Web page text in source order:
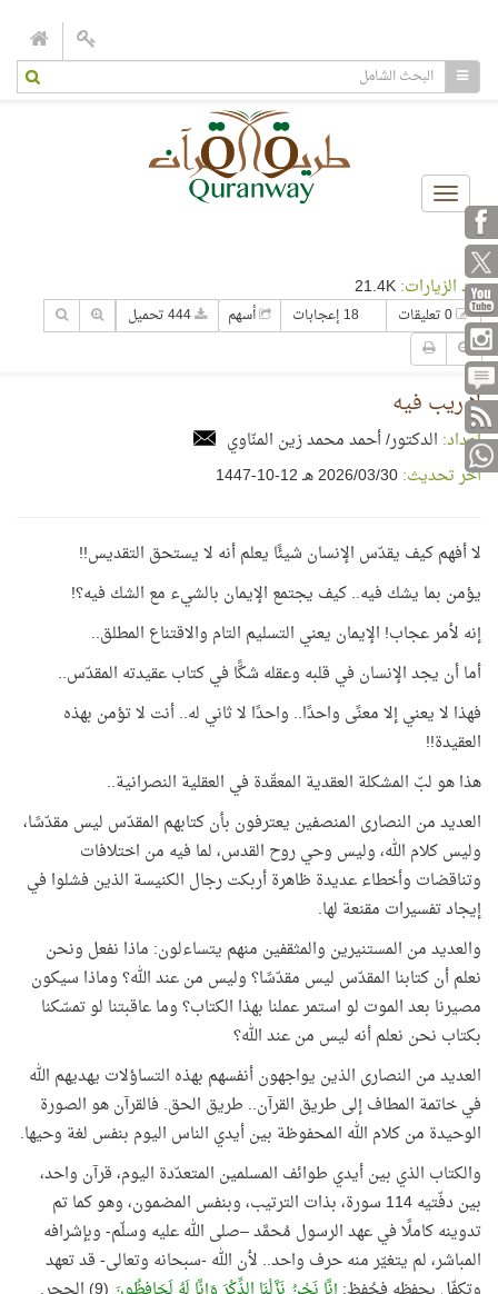
Toggle
navigation
عدد الزيارات:
18 إعجابات أسهم
لا ريب فيه
إعداد: الدكتور/ أحمد محمد زين المنّاوي
آخر تحديث:30‏/03‏/2026 هـ 12-10-1447
لا أفهم كيف يقدّس الإنسان شيئًا يعلم أنه لا يستحق التقديس!!
يؤمن بما يشك فيه.. كيف يجتمع الإيمان بالشيء مع الشك فيه؟!
إنه لأمر عجاب! الإيمان يعني التسليم التام والاقتناع المطلق..
أما أن يجد الإنسان في قلبه وعقله شكًّا في كتاب عقيدته المقدّس..
فهذا لا يعني إلا معنًى واحدًا.. واحدًا لا ثاني له.. أنت لا تؤمن بهذه
العقيدة!!
هذا هو لبّ المشكلة العقدية المعقّدة في العقلية النصرانية..
العديد من النصارى المنصفين يعترفون بأن كتابهم المقدّس ليس مقدّسًا،
وليس كلام الله، وليس وحي روح القدس، لما فيه من اختلافات
وتناقضات وأخطاء عديدة ظاهرة أربكت رجال الكنيسة الذين فشلوا في
إيجاد تفسيرات مقنعة لها.
والعديد من المستنيرين والمثقفين منهم يتساءلون: ماذا نفعل ونحن
نعلم أن كتابنا المقدّس ليس مقدّسًا؟ وليس من عند الله؟ وماذا سيكون
مصيرنا بعد الموت لو استمر عملنا بهذا الكتاب؟ وما عاقبتنا لو تمسّكنا
بكتاب نحن نعلم أنه ليس من عند الله؟
العديد من النصارى الذين يواجهون أنفسهم بهذه التساؤلات يهديهم الله
في خاتمة المطاف إلى طريق القرآن.. طريق الحق. فالقرآن هو الصورة
الوحيدة من كلام الله المحفوظة بين أيدي الناس اليوم بنفس لغة وحيها.
والكتاب الذي بين أيدي طوائف المسلمين المتعدّدة اليوم، قرآن واحد،
بين دفّتيه 114 سورة، بذات الترتيب، وبنفس المضمون، وهو كما تم
تدوينه كاملًا في عهد الرسول مُحمَّد –صلى الله عليه وسلّم- وبإشرافه
المباشر، لم يتغيّر منه حرف واحد.. لأن الله‏ -سبحانه وتعالى‏- قد تعهد